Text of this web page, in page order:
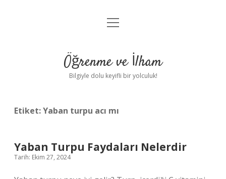
Anasayfa
Yasal Uyarı
menüyü
Öğrenme ve İlham
Bilgiyle dolu keyifli bir yolculuk!
Etiket:Yaban turpu acı mı
Yaban Turpu Faydaları Nelerdir
Tarih: Ekim 27, 2024